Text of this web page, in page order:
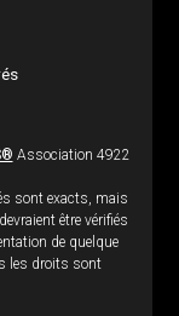
Association 4922
sont exacts, mais
être vérifiés
de quelque
les droits sont